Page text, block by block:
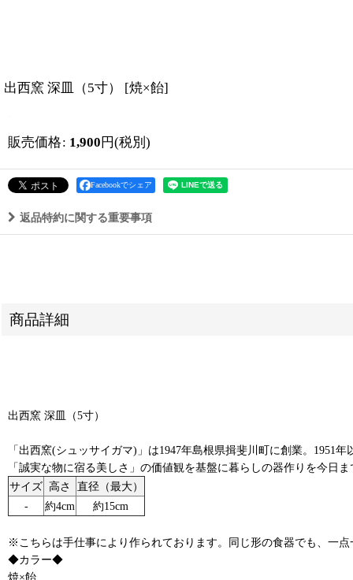
出西窯 深皿（5寸） [焼×飴]
販売価格: 1,900 円(税別)
Facebookでシェア
返品特約に関する重要事項
商品詳細
出西窯 深皿（5寸）
「出西窯(シュッサイガマ)」は1947年島根県揖斐川町に創業。1951
「誠実な物に宿る美しさ」の価値観を基盤に暮らしの器作りを今日
サイズ 高さ
直径（最大）
‐
約4cm 約15cm
※こちらは手仕事により作られております。同じ形の食器でも、一
◆カラー◆
焼×飴